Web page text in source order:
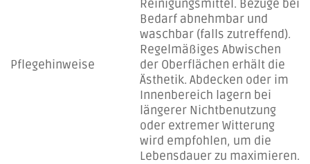
Pflegehinweise
Reinigungsmittel. Bezüge bei
Bedarf abnehmbar und
waschbar (falls zutreffend).
Regelmäßiges Abwischen
der Oberflächen erhält die
Ästhetik. Abdecken oder im
Innenbereich lagern bei
längerer Nichtbenutzung
oder extremer Witterung
wird empfohlen, um die
Lebensdauer zu maximieren.